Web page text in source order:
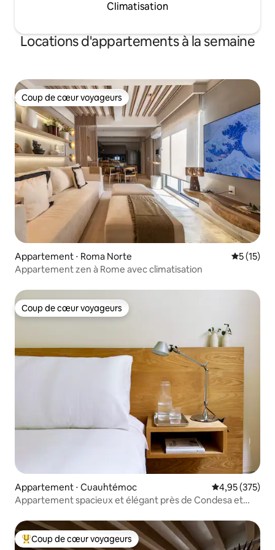
Climatisation
Locations d'appartements à la semaine
Coup de cœur voyageurs
Coup de cœur voyageurs
Appartement ⋅ Roma Norte
5 (15)
Appartement zen à Rome avec climatisation
Coup de cœur voyageurs
Coup de cœur voyageurs
Appartement ⋅ Cuauhtémoc Évaluation
4,95 (375)
Appartement spacieux et élégant près de Condesa et
Coups de cœur voyageurs les plus appréciés
Coup de cœur voyageurs